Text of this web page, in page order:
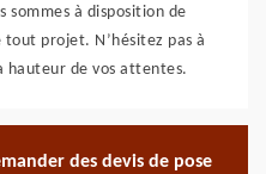
à disposition de
projet. N’hésitez pas à
hauteur de vos attentes.
des devis de pose